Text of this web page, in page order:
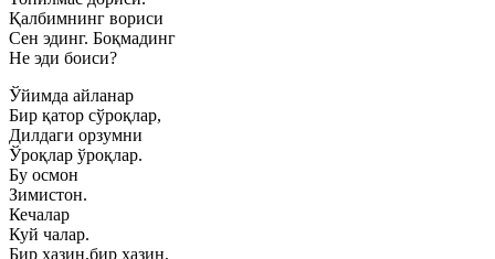
Қалбимнинг вориси
Сен эдинг. Боқмадинг
Не эди боиси?
Ўйимда айланар
Бир қатор сўроқлар,
Дилдаги орзумни
Ўроқлар ўроқлар.
Бу осмон
Зимистон.
Кечалар
Куй чалар.
Бир хазин,бир хазин,